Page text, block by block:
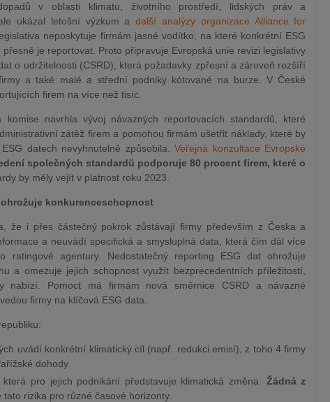
v oblasti klimatu, životního prostředí, lidských práv a
ukázal letošní výzkum adalší analýzy organizace Alliance for
neposkytuje firmám jasné vodítko, na které konkrétní ESG
je reportovat. Proto připravuje Evropská unie revizi legislativy
o udržitelnosti (CSRD), která požadavky zpřesní a zároveň rozšíří
a také malé a střední podniky kótované na burze. V České
firem na více než tisíc.
navrhla vývoj návazných reportovacích standardů, které
zátěž firem a pomohou firmám ušetřit náklady, které by
datech nevyhnutelně způsobila.Veřejná konzultace Evropské
společných standardů podporuje 80 procent firem, které o
by měly vejít v platnost roku 2023.
konkurenceschopnost
že i přes částečný pokrok zůstávají firmy především z Česka a
a neuvádí specifická a smysluplná data, která čím dál více
ratingové agentury. Nedostatečný reporting ESG dat ohrožuje
a omezuje jejich schopnost využít bezprecedentních příležitostí,
nabízí. Pomoct má firmám nová směrnice CSRD a návazné
firmy na klíčová ESG data.
uvádí konkrétní klimatický cíl (např. redukci emisí), z toho 4 firmy
dohody
pro jejich podnikání představuje klimatická změna. Žádná z
tato rizika pro různé časové horizonty.